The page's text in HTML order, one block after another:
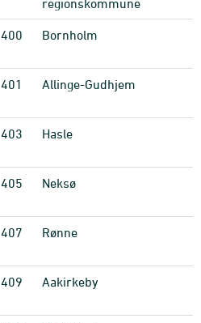
regionskommune
400 Bornholm
401 Allinge-Gudhjem
403 Hasle
405 Neksø
407 Rønne
409 Aakirkeby